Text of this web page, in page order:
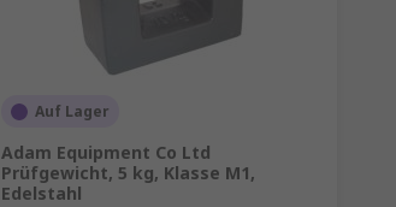
Auf Lager
Adam Equipment Co Ltd
Prüfgewicht, 5 kg, Klasse M1,
Edelstahl